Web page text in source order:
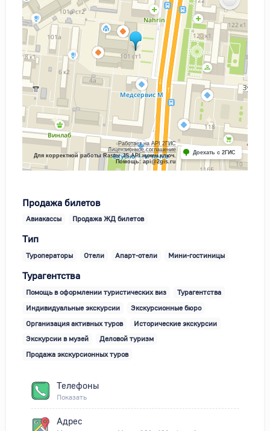
Работает на API 2ГИС
Лицензионное соглашение
Для корректной работы Raster JS API нужен ключ.
Помощь: api@2gis.ru
Доехать с 2ГИС
Продажа билетов
Авиакассы Продажа ЖД билетов
Тип
Туроператоры Отели Апарт-отели Мини-гостиницы
Турагентства
Помощь в оформлении туристических виз
Турагентства
Индивидуальные экскурсии
Экскурсионные бюро
Организация активных туров
Исторические экскурсии
Экскурсии в музей
Деловой туризм
Продажа экскурсионных туров
Телефоны
Показать
Адрес